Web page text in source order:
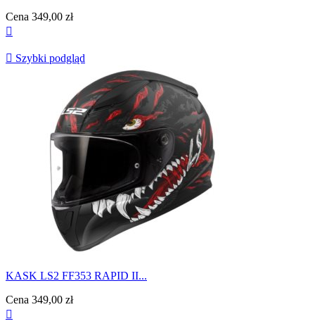
Cena 349,00 zł

 Szybki podgląd
KASK LS2 FF353 RAPID II...
Cena 349,00 zł
